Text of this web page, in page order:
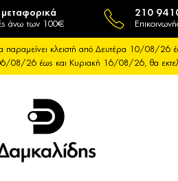
άνω των 100€
210
παραμείνει κλειστή από Δευτέρα 10/08/
08/26 έως και Κυριακή 16/08/26, θα